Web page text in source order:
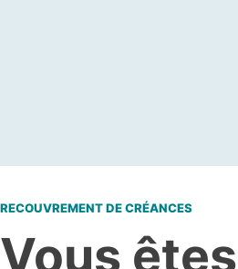
RECOUVREMENT DE CRÉANCES
Vous